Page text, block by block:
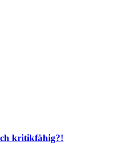
kritikfähig?!